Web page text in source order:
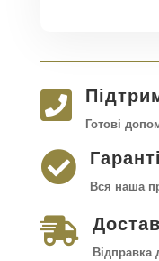

Готові

Вся наша

Відправка